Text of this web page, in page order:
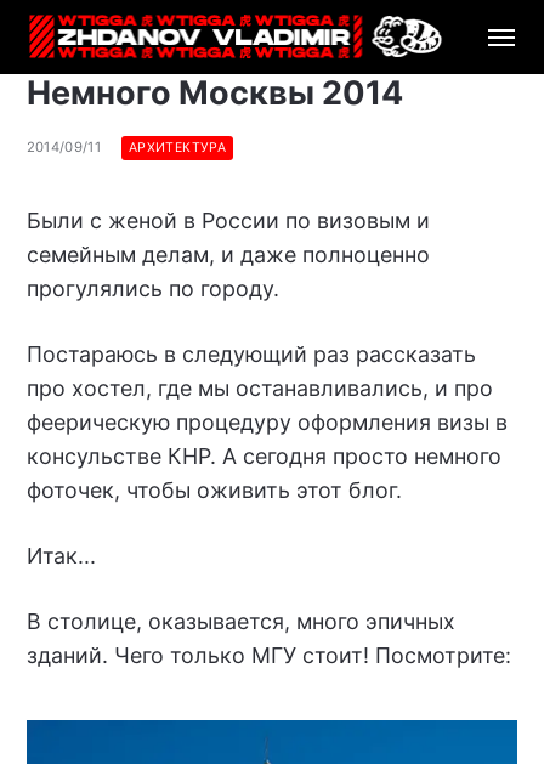
Немного Москвы 2014
2014/09/11 АРХИТЕКТУРА
Были с женой в России по визовым и
семейным делам, и даже полноценно
прогулялись по городу.
Постараюсь в следующий раз рассказать
про хостел, где мы останавливались, и про
феерическую процедуру оформления визы в
консульстве КНР. А сегодня просто немного
фоточек, чтобы оживить этот блог.
Итак...
В столице, оказывается, много эпичных
зданий. Чего только МГУ стоит! Посмотрите: